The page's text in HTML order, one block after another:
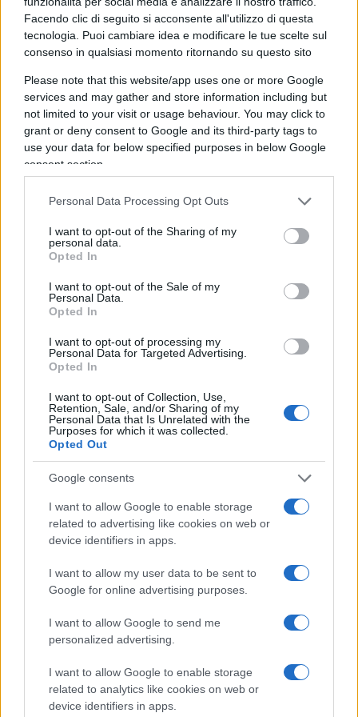
Facendo clic di seguito si acconsente all'utilizzo di questa
tecnologia. Puoi cambiare idea e modificare le tue scelte sul
consenso in qualsiasi momento ritornando su questo sito
Please note that this website/app uses one or more Google
services and may gather and store information including but
not limited to your visit or usage behaviour. You may click to
grant or deny consent to Google and its third-party tags to
use your data for below specified purposes in below Google
consent section.
Personal Data Processing Opt Outs
I want to opt-out of the Sharing of my
personal data.
Opted In
I want to opt-out of the Sale of my
Personal Data.
Opted In
I want to opt-out of processing my
Personal Data for Targeted Advertising.
Opted In
I want to opt-out of Collection, Use,
Retention, Sale, and/or Sharing of my
Personal Data that Is Unrelated with the
Purposes for which it was collected.
Opted Out
Google consents
I want to allow Google to enable storage
related to advertising like cookies on web or
device identifiers in apps.
I want to allow my user data to be sent to
Google for online advertising purposes.
I want to allow Google to send me
personalized advertising.
I want to allow Google to enable storage
related to analytics like cookies on web or
device identifiers in apps.
Bielorussia, ancor più addentro al territorio della
Nato e già le sue armi, a capacità nucleare,
allora perché minacciare di schierarne anche in
Bielorussia? Perché è un altro Paese.
Quella di Putin è una mossa politica ed è uno
schiaffo politico, oltre che al buonsenso, che
rompe un equilibrio che dura da 25 anni,
dall’inizio dell’adesione alla Nato dei Paesi dell’ex
Patto di Varsavia. Putin parla sempre in termini
ritorsivi, per cui afferma di avere tutto il diritto di
schierare armi nucleari tattiche in Bielorussia, sua
alleata, perché tanto
“gli americani fanno già così”
stati ammessi nella Nato, dal 1999 ad oggi,
nessuno ha mai ospitato basi nucleari, proprio
per tranquillizzare Mosca e veicolare il chiaro
messaggio che la Nato non ha mire sulla Russia.
Dove sono le armi tattiche Usa
Le basi nucleari con testate tattiche americane
sono nel Regno Unito, in Belgio, Olanda,
Germania occidentale (non in quella orientale, ex
DDR), Italia e Turchia. Le armi tattiche, “campali”,
proprio perché
l’autorizzazione al loro uso potrebbe essere più
facile, in un momento di grande tensione, proprio